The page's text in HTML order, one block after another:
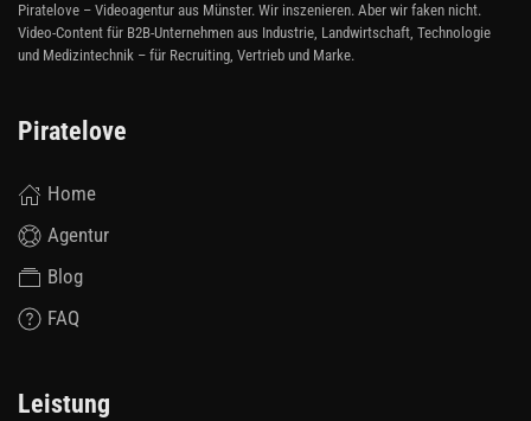
Piratelove – Videoagentur aus Münster. Wir inszenieren. Aber wir faken nicht.
Video-Content für B2B-Unternehmen aus Industrie, Landwirtschaft, Technologie
und Medizintechnik – für Recruiting, Vertrieb und Marke.
Piratelove
Home
Agentur
Blog
FAQ
Leistung